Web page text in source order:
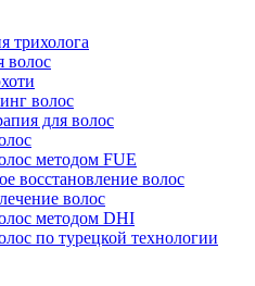
трихолога
волос
волос
для волос
методом FUE
восстановление волос
волос
методом DHI
по турецкой технологии